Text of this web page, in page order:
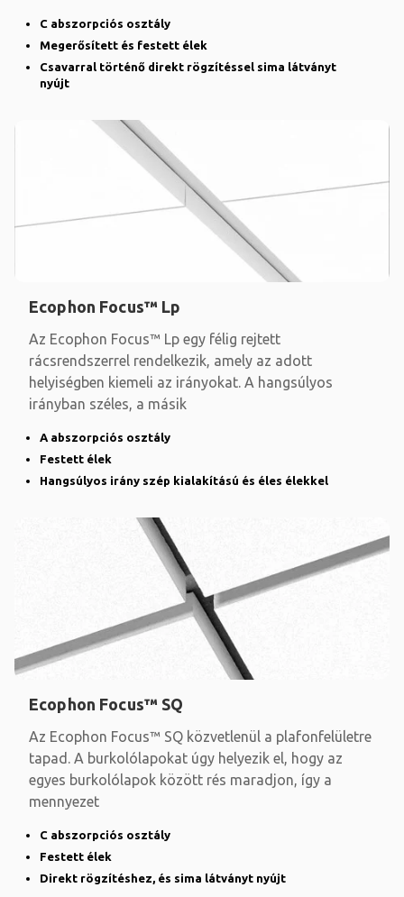
C abszorpciós osztály
Megerősített és festett élek
Csavarral történő direkt rögzítéssel sima látványt
nyújt
Ecophon Focus™ Lp
Az Ecophon Focus™ Lp egy félig rejtett
rácsrendszerrel rendelkezik, amely az adott
helyiségben kiemeli az irányokat. A hangsúlyos
irányban széles, a másik
A abszorpciós osztály
Festett élek
Hangsúlyos irány szép kialakítású és éles élekkel
Ecophon Focus™ SQ
Az Ecophon Focus™ SQ közvetlenül a plafonfelületre
tapad. A burkolólapokat úgy helyezik el, hogy az
egyes burkolólapok között rés maradjon, így a
mennyezet
C abszorpciós osztály
Festett élek
Direkt rögzítéshez, és sima látványt nyújt